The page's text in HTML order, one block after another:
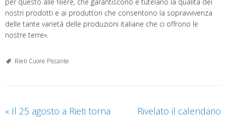
per questo alle filiere, che garantiscono e tutelano la qualità dei
nostri prodotti e ai produttori che consentono la sopravvivenza
delle tante varietà delle produzioni italiane che ci offrono le
nostre terre».
Rieti Cuore Piccante
« Il 25 agosto a Rieti torna
Rivelato il calendario